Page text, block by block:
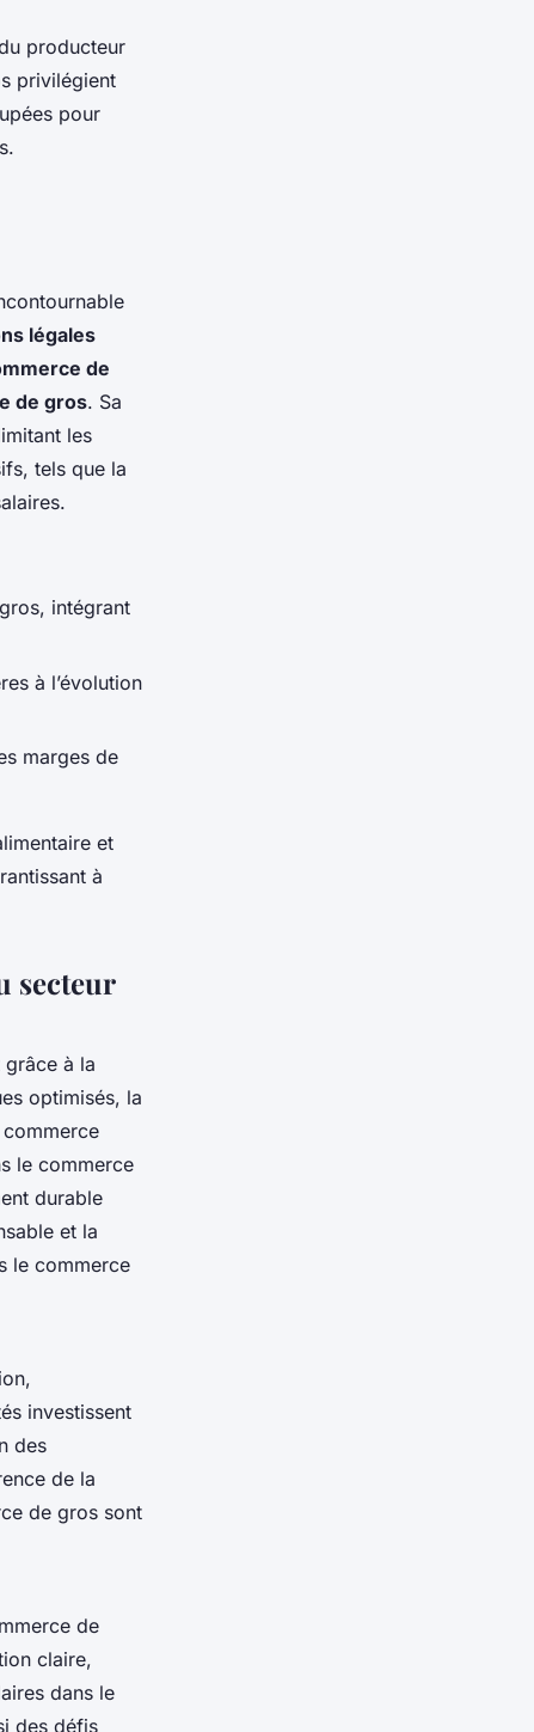
producteur
privilégient
pour
légales
de
de gros. Sa
les
tels que la
intégrant
à l’évolution
marges de
et
à
secteur
grâce à la
optimisés, la
le commerce
durable
et la
le commerce
investissent
des
de la
de gros sont
de
claire,
dans le
des défis